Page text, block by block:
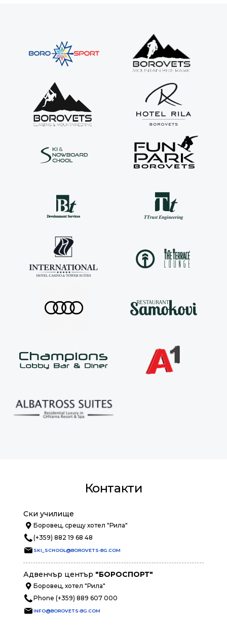
Контакти
Ски училище
Боровец, срещу хотел "Рила"
(+359) 882 19 68 48
SKI_SCHOOL@BOROVETS-BG.COM
Адвенчър център "БОРОСПОРТ"
Боровец, хотел "Рила"
Phone (+359) 889 607 000
INFO@BOROVETS-BG.COM